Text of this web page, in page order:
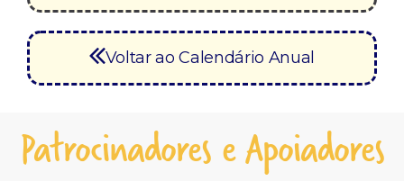
Voltar ao Calendário Anual
Patrocinadores e Apoiadores